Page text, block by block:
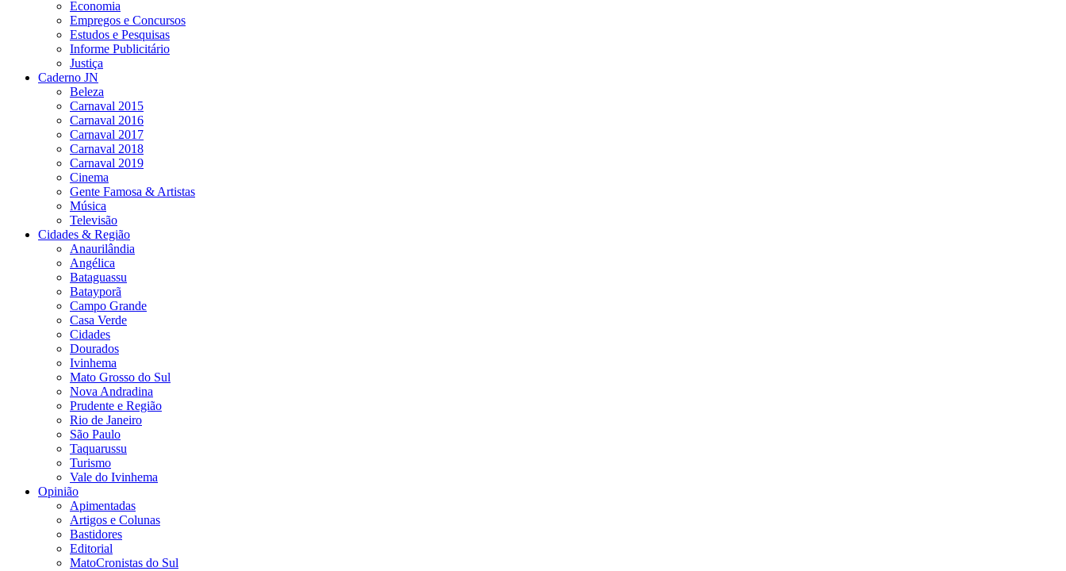
Economia
Empregos e Concursos
Estudos e Pesquisas
Informe Publicitário
Justiça
Caderno JN
Beleza
Carnaval 2015
Carnaval 2016
Carnaval 2017
Carnaval 2018
Carnaval 2019
Cinema
Gente Famosa & Artistas
Música
Televisão
Cidades & Região
Anaurilândia
Angélica
Bataguassu
Batayporã
Campo Grande
Casa Verde
Cidades
Dourados
Ivinhema
Mato Grosso do Sul
Nova Andradina
Prudente e Região
Rio de Janeiro
São Paulo
Taquarussu
Turismo
Vale do Ivinhema
Opinião
Apimentadas
Artigos e Colunas
Bastidores
Editorial
MatoCronistas do Sul